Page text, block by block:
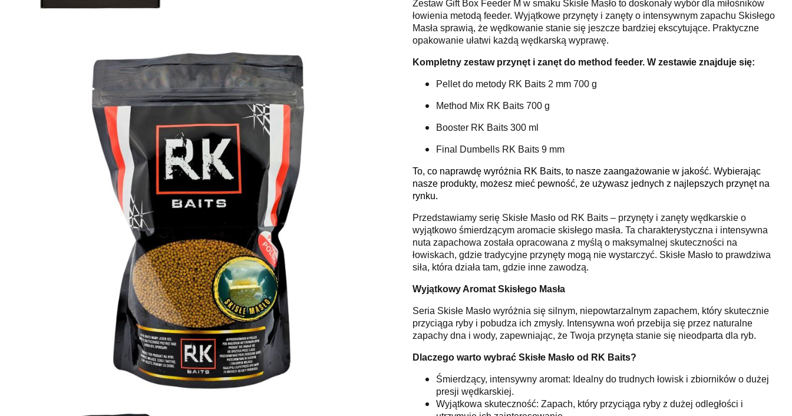
Zestaw Gift Box Feeder M w smaku Skisłe Masło to doskonały wybór dla miłośników
łowienia metodą feeder. Wyjątkowe przynęty i zanęty o intensywnym zapachu Skisłego
Masła sprawią, że wędkowanie stanie się jeszcze bardziej ekscytujące. Praktyczne
opakowanie ułatwi każdą wędkarską wyprawę.
Kompletny zestaw przynęt i zanęt do method feeder. W zestawie znajduje się:
Pellet do metody RK Baits 2 mm 700 g
Method Mix RK Baits 700 g
Booster RK Baits 300 ml
Final Dumbells RK Baits 9 mm
To, co naprawdę wyróżnia RK Baits, to nasze zaangażowanie w jakość. Wybierając
nasze produkty, możesz mieć pewność, że używasz jednych z najlepszych przynęt na
rynku.
Przedstawiamy serię Skisłe Masło od RK Baits – przynęty i zanęty wędkarskie o
wyjątkowo śmierdzącym aromacie skisłego masła. Ta charakterystyczna i intensywna
nuta zapachowa została opracowana z myślą o maksymalnej skuteczności na
łowiskach, gdzie tradycyjne przynęty mogą nie wystarczyć. Skisłe Masło to prawdziwa
siła, która działa tam, gdzie inne zawodzą.
Wyjątkowy Aromat Skisłego Masła
Seria Skisłe Masło wyróżnia się silnym, niepowtarzalnym zapachem, który skutecznie
przyciąga ryby i pobudza ich zmysły. Intensywna woń przebija się przez naturalne
zapachy dna i wody, zapewniając, że Twoja przynęta stanie się nieodparta dla ryb.
Dlaczego warto wybrać Skisłe Masło od RK Baits?
Śmierdzący, intensywny aromat: Idealny do trudnych łowisk i zbiorników o dużej
presji wędkarskiej.
Wyjątkowa skuteczność: Zapach, który przyciąga ryby z dużej odległości i